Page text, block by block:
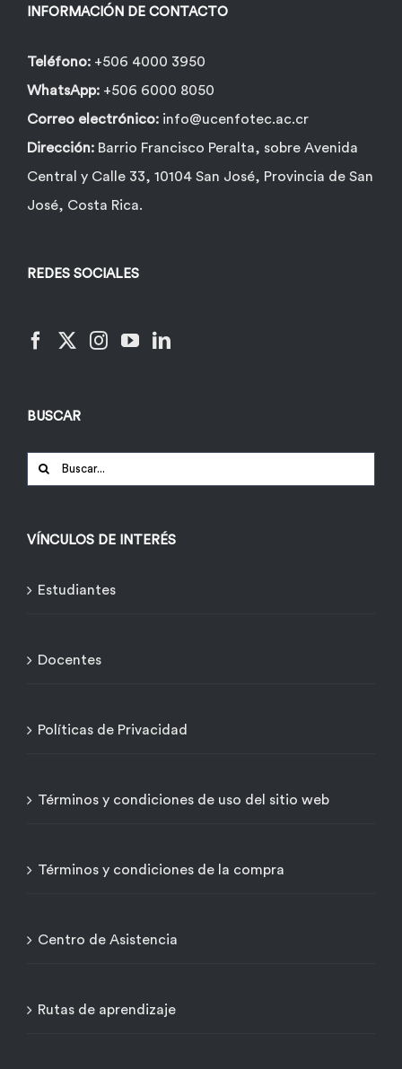
de
producto
INFORMACIÓN DE CONTACTO
Teléfono: +506 4000 3950
WhatsApp: +506 6000 8050
Correo electrónico: info@ucenfotec.ac.cr
Dirección: Barrio Francisco Peralta, sobre Avenida
Central y Calle 33, 10104 San José, Provincia de San
José, Costa Rica.
REDES SOCIALES
BUSCAR
Buscar:
VÍNCULOS DE INTERÉS
Estudiantes
Docentes
Políticas de Privacidad
Términos y condiciones de uso del sitio web
Términos y condiciones de la compra
Centro de Asistencia
Rutas de aprendizaje